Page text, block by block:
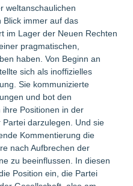
weltanschaulichen
Blick immer auf das
im Lager der Neuen Rechten
pragmatischen,
haben. Von Beginn an
sich als inoffizielles
Sie kommunizierte
und bot den
Positionen in der
darzulegen. Und sie
Kommentierung die
nach Aufbrechen der
zu beeinflussen. In diesen
Position ein, die Partei